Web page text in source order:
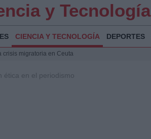
y Tecnología
CIENCIA Y TECNOLOGÍA DEPORTES
crisis migratoria en Ceuta
para analizar la situación en Ceuta
ética en el periodismo